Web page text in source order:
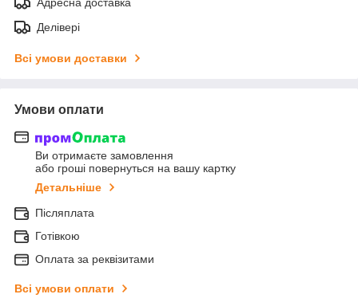
Делівері
Всі умови доставки
Умови оплати
Ви отримаєте замовлення
або гроші повернуться на вашу картку
Детальніше
Післяплата
Готівкою
Оплата за реквізитами
Всі умови оплати